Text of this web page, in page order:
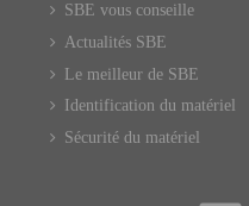
SBE vous conseille
Actualités SBE
Le meilleur de SBE
Identification du matériel
Sécurité du matériel